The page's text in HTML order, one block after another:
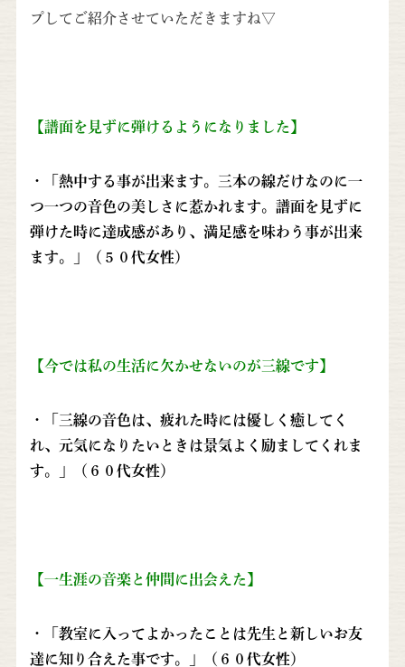
プしてご紹介させていただきますね▽
【譜面を見ずに弾けるようになりました】
・「熱中する事が出来ます。三本の線だけなのに一
つ一つの音色の美しさに惹かれます。譜面を見ずに
弾けた時に達成感があり、満足感を味わう事が出来
ます。」（５０代女性）
【今では私の生活に欠かせないのが三線です】
・「三線の音色は、疲れた時には優しく癒してく
れ、元気になりたいときは景気よく励ましてくれま
す。」（６０代女性）
【一生涯の音楽と仲間に出会えた】
・「教室に入ってよかったことは先生と新しいお友
達に知り合えた事です。」（６０代女性）